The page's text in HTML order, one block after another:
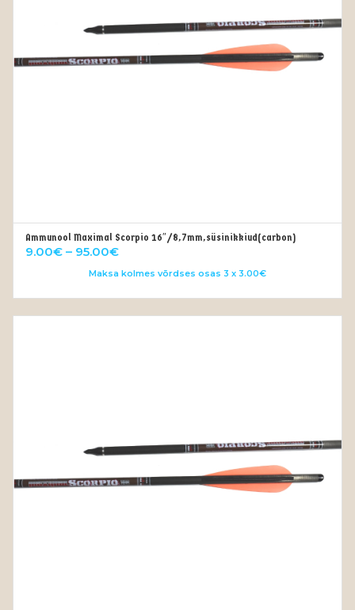
VALI
Ammunool Maximal Scorpio 16″/8,7mm,süsinikkiud(carbon)
9.00€ – 95.00€Price
range:
through
95.00€
Maksa kolmes võrdses osas 3 x 3.00€